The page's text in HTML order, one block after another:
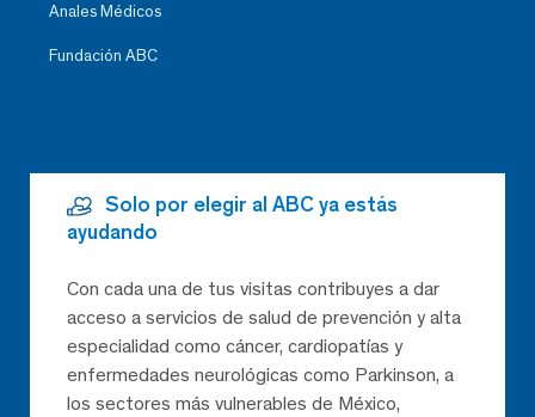
Anales Médicos
Fundación ABC
Solo por elegir al ABC ya estás
ayudando
Con cada una de tus visitas contribuyes a dar
acceso a servicios de salud de prevención y alta
especialidad como cáncer, cardiopatías y
enfermedades neurológicas como Parkinson, a
los sectores más vulnerables de México,